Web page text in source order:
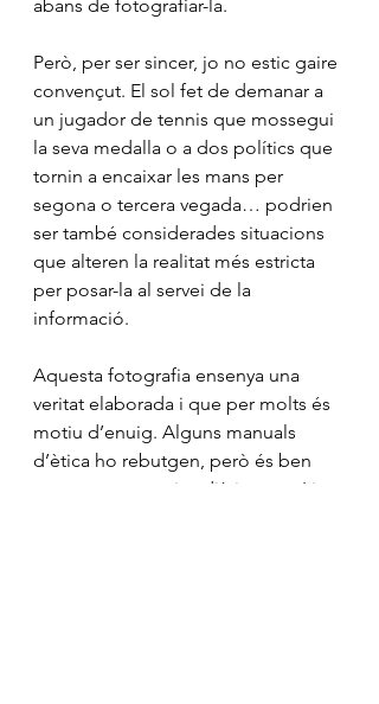
abans de fotografiar-la.
Però, per ser sincer, jo no estic gaire
convençut. El sol fet de demanar a
un jugador de tennis que mossegui
la seva medalla o a dos polítics que
tornin a encaixar les mans per
segona o tercera vegada… podrien
ser també considerades situacions
que alteren la realitat més estricta
per posar-la al servei de la
informació.
Aquesta fotografia ensenya una
veritat elaborada i que per molts és
motiu d’enuig. Alguns manuals
d’ètica ho rebutgen, però és ben
cert que es practica diàriament. I jo